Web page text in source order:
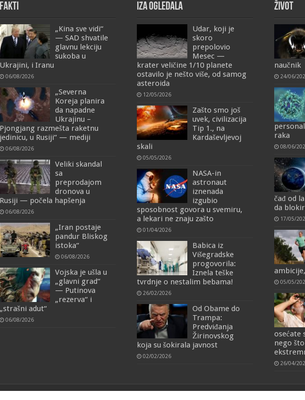
FAKTI
„Kina sve vidi“
— SAD shvatile
glavnu lekciju
sukoba u
Ukrajini, i Iranu
06/08/2026
„Severna
Koreja planira
da napadne
Ukrajinu –
Pjongjang razmešta raketnu
jedinicu, u Rusiji“ — mediji
06/08/2026
Veliki skandal
sa
preprodajom
dronova u
Rusiji — počela hapšenja
06/08/2026
„Iran postaje
pandur Bliskog
istoka“
06/08/2026
Vojska je ušla u
„glavni grad“
— Putinova
„rezerva“ i
„strašni adut“
06/08/2026
IZA OGLEDALA
Udar, koji je
skoro
prepolovio
Mesec —
krater veličine 1/10 planete
ostavilo je nešto više, od samog
asteroida
12/05/2026
Zašto smo još
uvek, civilizacija
Tip 1., na
Kardaševljevoj
skali
05/05/2026
NASA-in
astronaut
iznenada
izgubio
sposobnost govora u svemiru,
a lekari ne znaju zašto
01/04/2026
Babica iz
Višegradske
progovorila:
Iznela teške
tvrdnje o nestalim bebama!
26/02/2026
Od Obame do
Trampa:
Predviđanja
Žirinovskog
koja su šokirala javnost
02/02/2026
ŽIVOT
naučnik
24/06/
raka
08/06/
čađ od
da
17/05/
05/05/
osećate
nego
26/04/